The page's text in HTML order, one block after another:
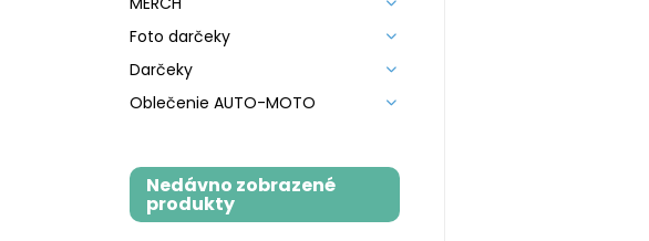
Foto darčeky
Darčeky
Oblečenie AUTO-MOTO
Nedávno zobrazené
produkty